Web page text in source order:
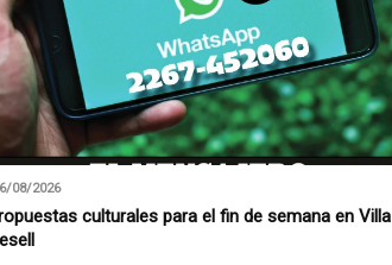
08/2026
culturales para el fin de semana en Villa